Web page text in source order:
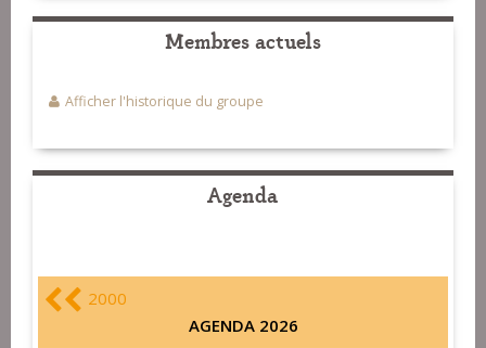
Membres actuels
Afficher l'historique du groupe
Agenda
2000
AGENDA 2026